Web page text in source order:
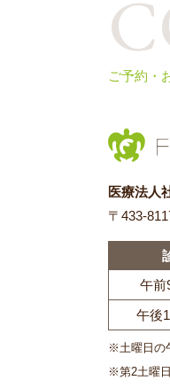
ご予約・
医療法人
〒433-
午前
午後
※土曜日の
※第2土曜